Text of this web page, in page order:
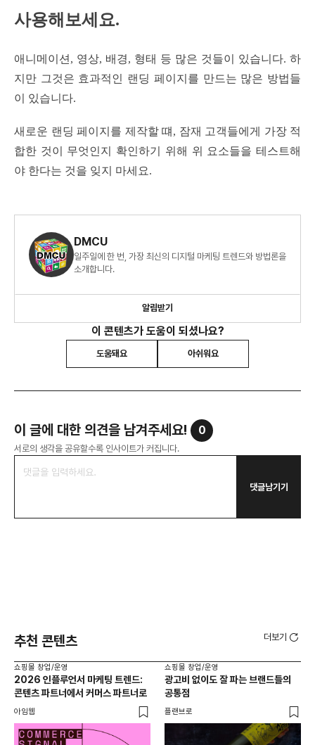
사용해보세요.
애니메이션, 영상, 배경, 형태 등 많은 것들이 있습니다. 하
지만 그것은 효과적인 랜딩 페이지를 만드는 많은 방법들
이 있습니다.
새로운 랜딩 페이지를 제작할 떄, 잠재 고객들에게 가장 적
합한 것이 무엇인지 확인하기 위해 위 요소들을 테스트해
야 한다는 것을 잊지 마세요.
DMCU
일주일에 한 번, 가장 최신의 디지털 마케팅 트렌드와 방법론을
소개합니다.
알림받기
이 콘텐츠가 도움이 되셨나요?
도움돼요 아쉬워요
이 글에 대한 의견을 남겨주세요! 0
서로의 생각을 공유할수록 인사이트가 커집니다.
댓글남기기
추천 콘텐츠 더보기
쇼핑몰 창업/운영
2026 인플루언서 마케팅 트렌드:
콘텐츠 파트너에서 커머스 파트너로
아임웹
쇼핑몰 창업/운영
광고비 없이도 잘 파는 브랜드들의
공통점
플랜브로